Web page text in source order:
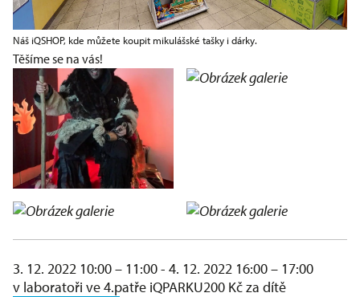
Náš iQSHOP, kde můžete koupit mikulášské tašky i dárky.
Těšíme se na vás!
3. 12. 2022 10:00 – 11:00 - 4. 12. 2022 16:00 – 17:00
v laboratoři ve 4.patře iQPARKU200 Kč za dítě